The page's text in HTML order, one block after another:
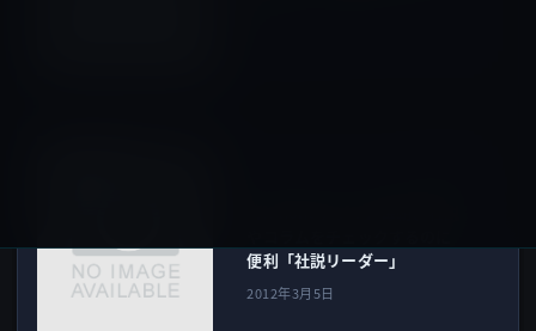
便利「社説リーダー」
2012年3月5日